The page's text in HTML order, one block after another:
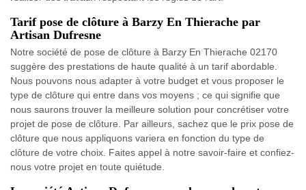
Tarif pose de clôture à Barzy En Thierache par
Artisan Dufresne
Notre société de pose de clôture à Barzy En Thierache 02170
suggère des prestations de haute qualité à un tarif abordable.
Nous pouvons nous adapter à votre budget et vous proposer le
type de clôture qui entre dans vos moyens ; ce qui signifie que
nous saurons trouver la meilleure solution pour concrétiser votre
projet de pose de clôture. Par ailleurs, sachez que le prix pose de
clôture que nous appliquons variera en fonction du type de
clôture de votre choix. Faites appel à notre savoir-faire et confiez-
nous votre projet en toute quiétude.